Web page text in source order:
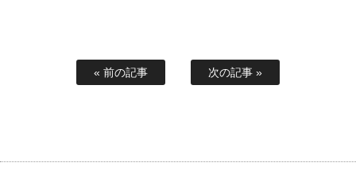
« 前の記事 次の記事 »